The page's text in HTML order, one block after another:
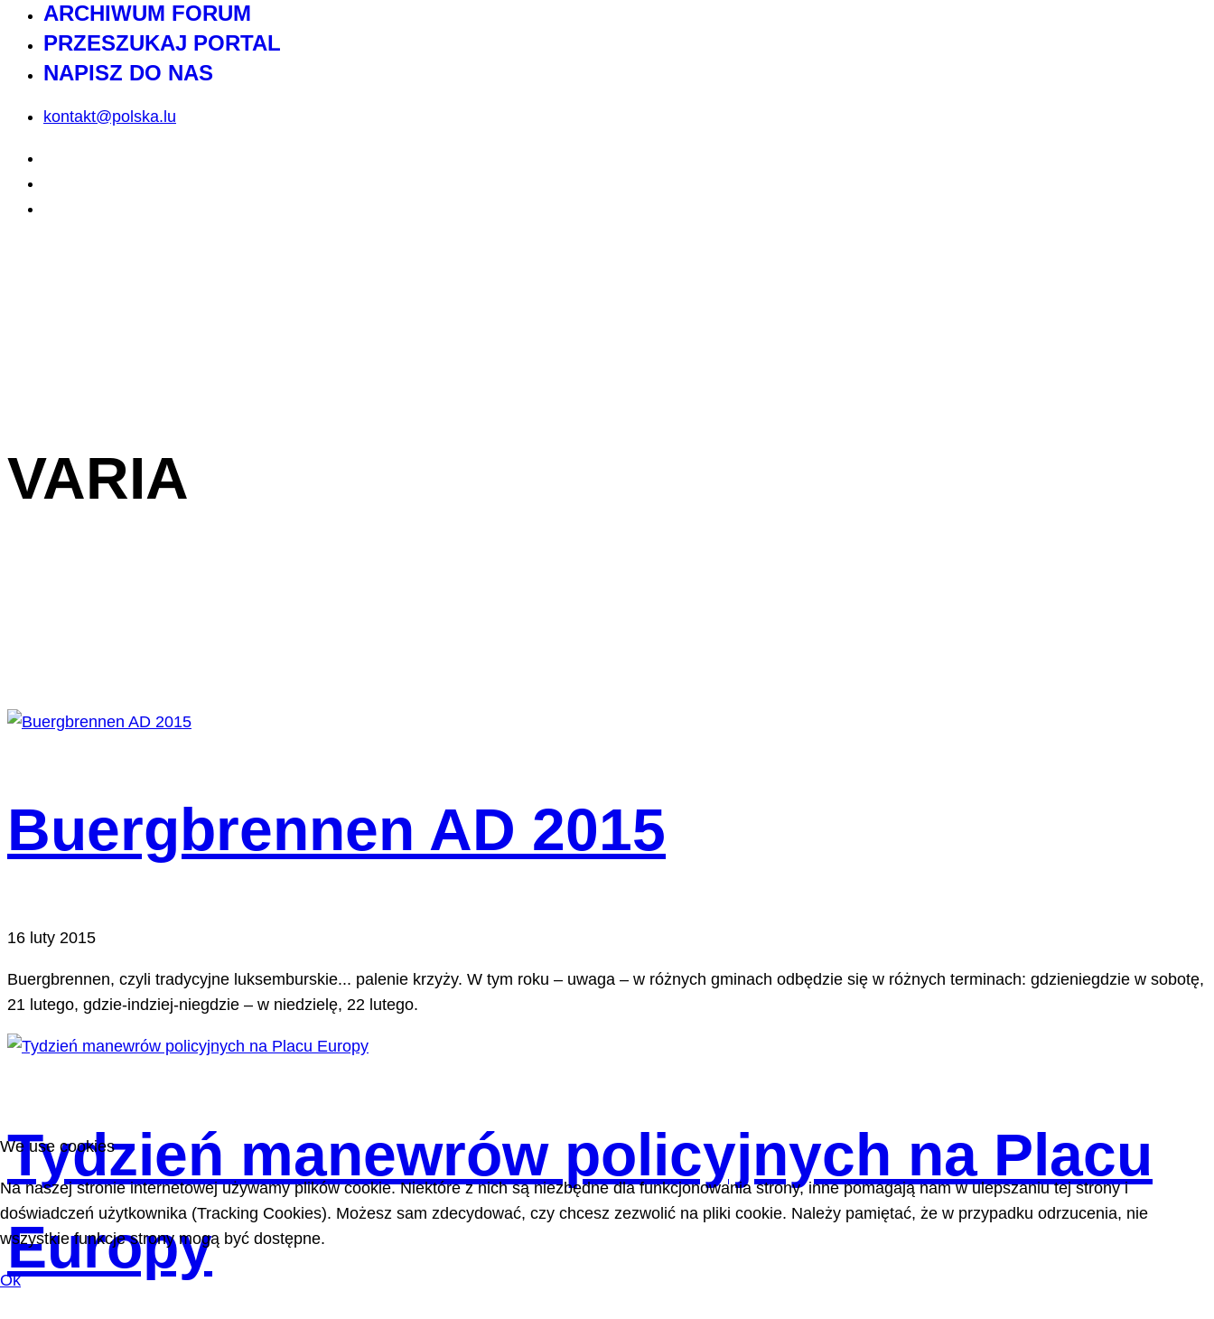
ARCHIWUM FORUM
PRZESZUKAJ PORTAL
NAPISZ DO NAS
kontakt@polska.lu
VARIA
Buergbrennen AD 2015
16 luty 2015
Buergbrennen, czyli tradycyjne luksemburskie... palenie krzyży. W tym roku – uwaga – w różnych gminach odbędzie się w różnych terminach: gdzieniegdzie w sobotę,
21 lutego, gdzie-indziej-niegdzie – w niedzielę, 22 lutego.
Tydzień manewrów policyjnych na Placu
Europy
We use cookies
Na naszej stronie internetowej używamy plików cookie. Niektóre z nich są niezbędne dla funkcjonowania strony, inne pomagają nam w ulepszaniu tej strony i
doświadczeń użytkownika (Tracking Cookies). Możesz sam zdecydować, czy chcesz zezwolić na pliki cookie. Należy pamiętać, że w przypadku odrzucenia, nie
wszystkie funkcje strony mogą być dostępne.
Ok